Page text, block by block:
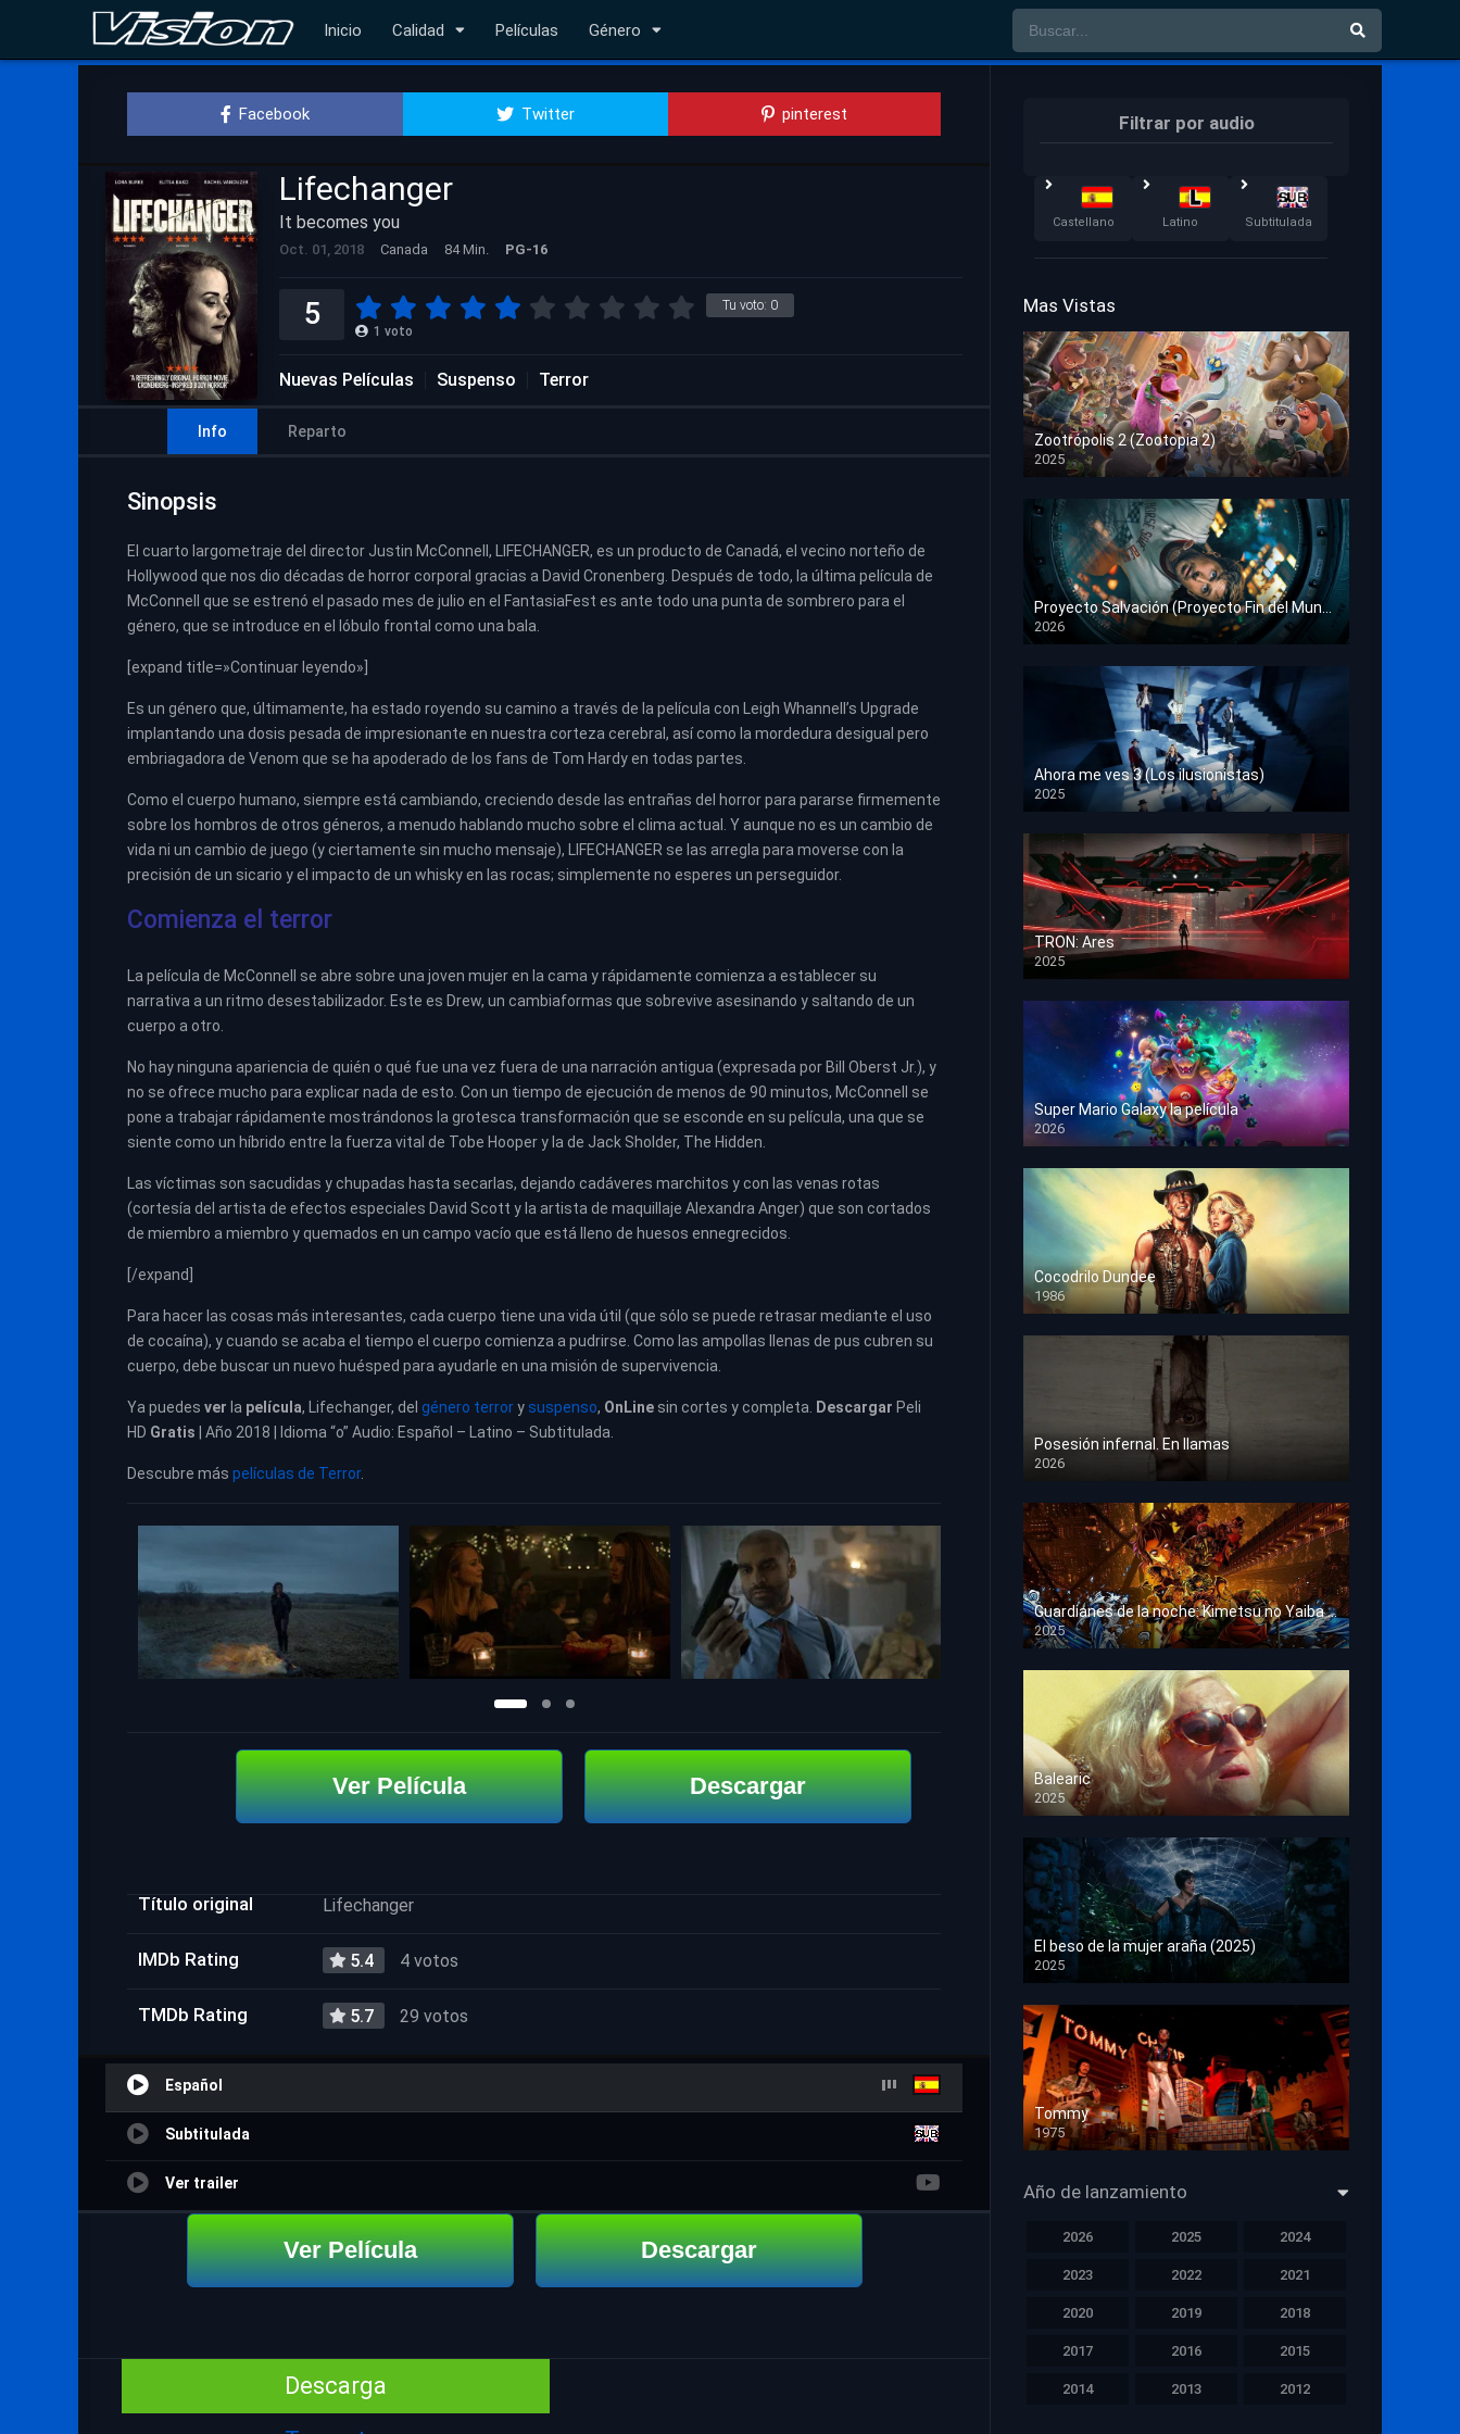
Inicio Calidad Películas Género
Facebook Twitter pinterest
Lifechanger
It becomes you
Oct. 01, 2018 Canada 84 Min. PG-16
Tu voto: 0
5 1 voto
Nuevas Películas Suspenso Terror
Info Reparto
Sinopsis
El cuarto largometraje del director Justin McConnell, LIFECHANGER, es un producto de Canadá, el vecino norteño de
Hollywood que nos dio décadas de horror corporal gracias a David Cronenberg. Después de todo, la última película de
McConnell que se estrenó el pasado mes de julio en el FantasiaFest es ante todo una punta de sombrero para el
género, que se introduce en el lóbulo frontal como una bala.
[expand title=»Continuar leyendo»]
Es un género que, últimamente, ha estado royendo su camino a través de la película con Leigh Whannell’s Upgrade
implantando una dosis pesada de impresionante en nuestra corteza cerebral, así como la mordedura desigual pero
embriagadora de Venom que se ha apoderado de los fans de Tom Hardy en todas partes.
Como el cuerpo humano, siempre está cambiando, creciendo desde las entrañas del horror para pararse firmemente
sobre los hombros de otros géneros, a menudo hablando mucho sobre el clima actual. Y aunque no es un cambio de
vida ni un cambio de juego (y ciertamente sin mucho mensaje), LIFECHANGER se las arregla para moverse con la
precisión de un sicario y el impacto de un whisky en las rocas; simplemente no esperes un perseguidor.
Comienza el terror
La película de McConnell se abre sobre una joven mujer en la cama y rápidamente comienza a establecer su
narrativa a un ritmo desestabilizador. Este es Drew, un cambiaformas que sobrevive asesinando y saltando de un
cuerpo a otro.
No hay ninguna apariencia de quién o qué fue una vez fuera de una narración antigua (expresada por Bill Oberst Jr.), y
no se ofrece mucho para explicar nada de esto. Con un tiempo de ejecución de menos de 90 minutos, McConnell se
pone a trabajar rápidamente mostrándonos la grotesca transformación que se esconde en su película, una que se
siente como un híbrido entre la fuerza vital de Tobe Hooper y la de Jack Sholder, The Hidden.
Las víctimas son sacudidas y chupadas hasta secarlas, dejando cadáveres marchitos y con las venas rotas
(cortesía del artista de efectos especiales David Scott y la artista de maquillaje Alexandra Anger) que son cortados
de miembro a miembro y quemados en un campo vacío que está lleno de huesos ennegrecidos.
[/expand]
Para hacer las cosas más interesantes, cada cuerpo tiene una vida útil (que sólo se puede retrasar mediante el uso
de cocaína), y cuando se acaba el tiempo el cuerpo comienza a pudrirse. Como las ampollas llenas de pus cubren su
cuerpo, debe buscar un nuevo huésped para ayudarle en una misión de supervivencia.
Ya puedes ver la película, Lifechanger, del género terrorysuspenso, OnLine sin cortes y completa. Descargar Peli
HD Gratis | Año 2018 | Idioma “o” Audio: Español – Latino – Subtitulada.
Descubre más películas de Terror.
Ver Película Descargar
Título original Lifechanger
IMDb Rating 5.4 4 votos
TMDb Rating 5.7 29 votos
Español
Subtitulada
Ver trailer
Ver Película Descargar
Descarga
Filtrar por audio
Castellano Latino Subtitulada
Mas Vistas
Zootrópolis 2 (Zootopia 2)
2025
HD 1080p
Proyecto Salvación (Proyecto Fin del Mundo)
2026
HD 1080p
Ahora me ves 3 (Los ilusionistas)
2025
HD 1080p
TRON: Ares
2025
HD 1080p
Super Mario Galaxy la película
2026
HD 1080p
Cocodrilo Dundee
1986
HD 1080p
Posesión infernal. En llamas
2026
HD 1080p
Guardianes de la noche: Kimetsu no Yaiba La fortaleza infinita
2025
HD 1080p
Balearic
2025
HD 1080p
El beso de la mujer araña (2025)
2025
HD 1080p
Tommy
1975
HD 1080p
Año de lanzamiento
2026 2025 2024
2023 2022 2021
2020 2019 2018
2017 2016 2015
2014 2013 2012